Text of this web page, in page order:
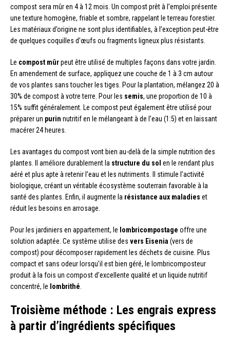
compost sera mûr en 4 à 12 mois. Un compost prêt à l’emploi présente
une texture homogène, friable et sombre, rappelant le terreau forestier.
Les matériaux d’origine ne sont plus identifiables, à l’exception peut-être
de quelques coquilles d’œufs ou fragments ligneux plus résistants.
Le compost mûrpeut être utilisé de multiples façons dans votre jardin.
En amendement de surface, appliquez une couche de 1 à 3 cm autour
de vos plantes sans toucher les tiges. Pour la plantation, mélangez 20 à
30% de compost à votre terre. Pour les semis, une proportion de 10 à
15% suffit généralement. Le compost peut également être utilisé pour
préparer un purin nutritif en le mélangeant à de l’eau (1:5) et en laissant
macérer 24 heures.
Les avantages du compost vont bien au-delà de la simple nutrition des
plantes. Il améliore durablement la structure du sol en le rendant plus
aéré et plus apte à retenir l’eau et les nutriments. Il stimule l’activité
biologique, créant un véritable écosystème souterrain favorable à la
santé des plantes. Enfin, il augmente la résistance aux maladies et
réduit les besoins en arrosage.
Pour les jardiniers en appartement, le lombricompostage offre une
solution adaptée. Ce système utilise des vers Eisenia (vers de
compost) pour décomposer rapidement les déchets de cuisine. Plus
compact et sans odeur lorsqu’il est bien géré, le lombricomposteur
produit à la fois un compost d’excellente qualité et un liquide nutritif
concentré, le lombrithé
Troisième méthode : Les engrais express
à partir d’ingrédients spécifiques